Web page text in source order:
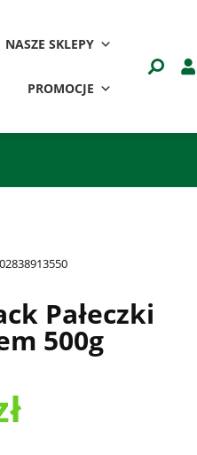
NASZE SKLEPY
PROMOCJE
Pałeczki
500g